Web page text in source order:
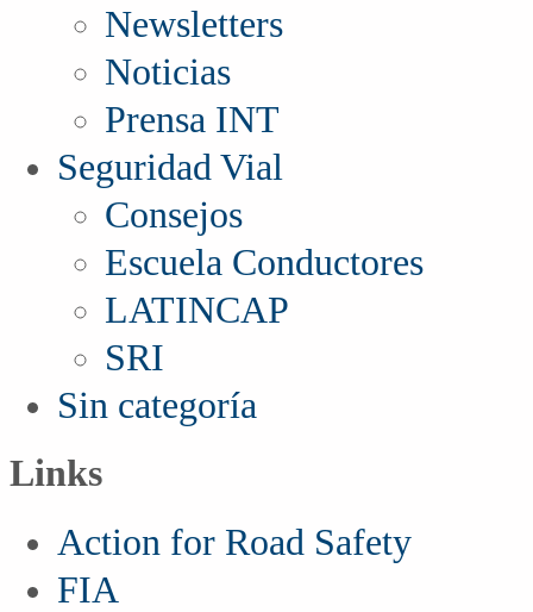
Newsletters
Noticias
Prensa INT
Seguridad Vial
Consejos
Escuela Conductores
LATINCAP
SRI
Sin categoría
Links
Action for Road Safety
FIA